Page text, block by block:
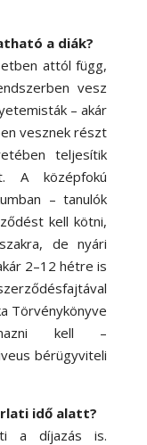
a diák?
attól függ,
vesz
– akár
vesznek részt
teljesítik
A középfokú
– tanulók
kell kötni,
de nyári
2–12 hétre is
Törvénykönyve
kell –
bérügyviteli
idő alatt?
a díjazás is.